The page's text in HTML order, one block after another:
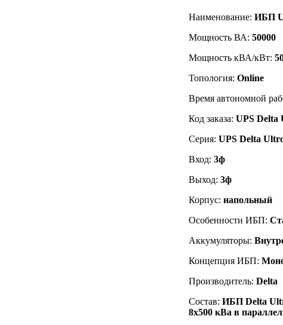
Наименование:ИБП
Мощность ВА:50000
Мощность кВА/кВт:
Топология:Online
Время автономной
Код заказа:UPSDelta
Серия:UPSDelta
Вход:3ф
Выход:3ф
Корпус: напольный
Особенности ИБП:
Аккумуляторы:
Концепция ИБП:
Производитель:Delta
Состав:ИБПDelta
8х500 кВа в